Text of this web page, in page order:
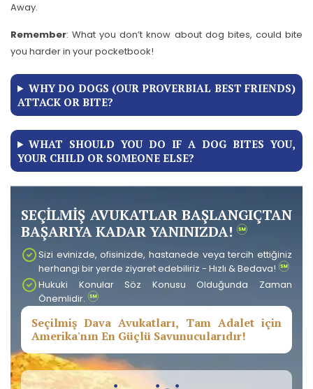
Away.
Remember: What you don’t know about dog bites, could bite
you harder in your pocketbook!
WHY DO DOGS (OUR PROVERBIAL BEST FRIENDS)
ATTACK OR BITE?
WHAT SHOULD YOU DO IF A DOG BITES YOU,
YOUR CHILD OR SOMEONE ELSE?
SEÇİLMİŞ AVUKATLAR BAŞLANGIÇTAN
BAŞARIYA KADAR YANINIZDA!
Sizi evinizde, ofisinizde, hastanede veya tercih ettiğiniz
herhangi bir yerde ziyaret edebiliriz - Hızlı & Bedava!
Hukuki Konular Söz Konusu Olduğunda Zaman
Önemlidir.
Seçilmiş Dava Avukatları, Tam Adalet için
Amerika'nın En Güçlü Savunucularıdır!